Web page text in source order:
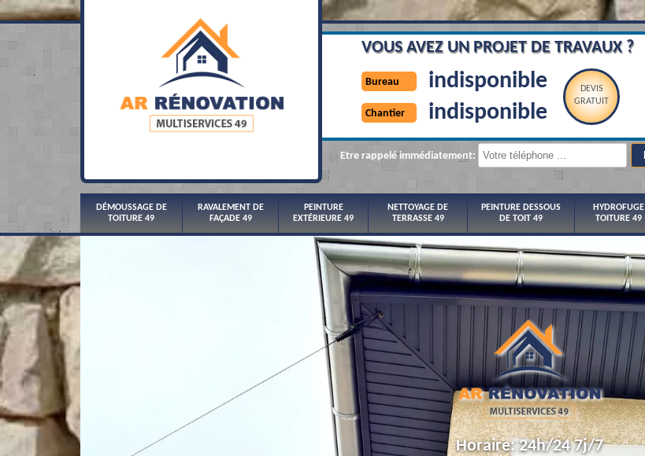
VOUS AVEZ UN PROJET DE TRAVAUX ?
Bureau indisponible
Chantier indisponible
DEVIS
GRATUIT
Etre rappelé immédiatement:
DÉMOUSSAGE DE
TOITURE 49
RAVALEMENT DE
FAÇADE 49
PEINTURE
EXTÉRIEURE 49
NETTOYAGE DE
TERRASSE 49
PEINTURE DESSOUS
DE TOIT 49
HYDROFUGE
TOITURE 49
Horaire: 24h/24 7j/7